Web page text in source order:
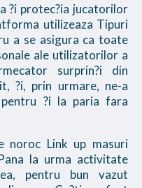
?i protec?ia jucatorilor
utilizeaza Tipuri
a se asigura ca toate
ale utilizatorilor a
surprin?i din
?i, prin urmare, ne-a
?i la paria fara
noroc Link up masuri
la urma activitate
pentru bun vazut